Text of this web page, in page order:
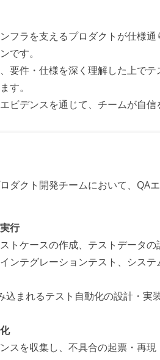
フラを支えるプロダクトが仕様
です。
要件・仕様を深く理解した上で
す。
ビデンスを通じて、チームが自信
ダクト開発チームにおいて、QA
行
トケースの作成、テストデータの
ンテグレーションテスト、シス
込まれるテスト自動化の設計・
スを収集し、不具合の起票・再